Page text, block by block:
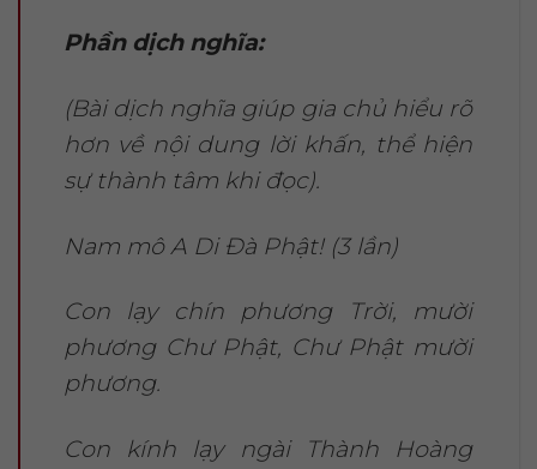
Phần dịch nghĩa:
(Bài dịch nghĩa giúp gia chủ hiểu rõ
hơn về nội dung lời khấn, thể hiện
sự thành tâm khi đọc).
Nam mô A Di Đà Phật! (3 lần)
Con lạy chín phương Trời, mười
phương Chư Phật, Chư Phật mười
phương.
Con kính lạy ngài Thành Hoàng